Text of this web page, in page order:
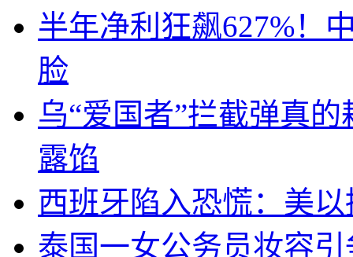
半年净利狂飙627%！
脸
乌“爱国者”拦截弹真
露馅
西班牙陷入恐慌：美
泰国一女公务员妆容